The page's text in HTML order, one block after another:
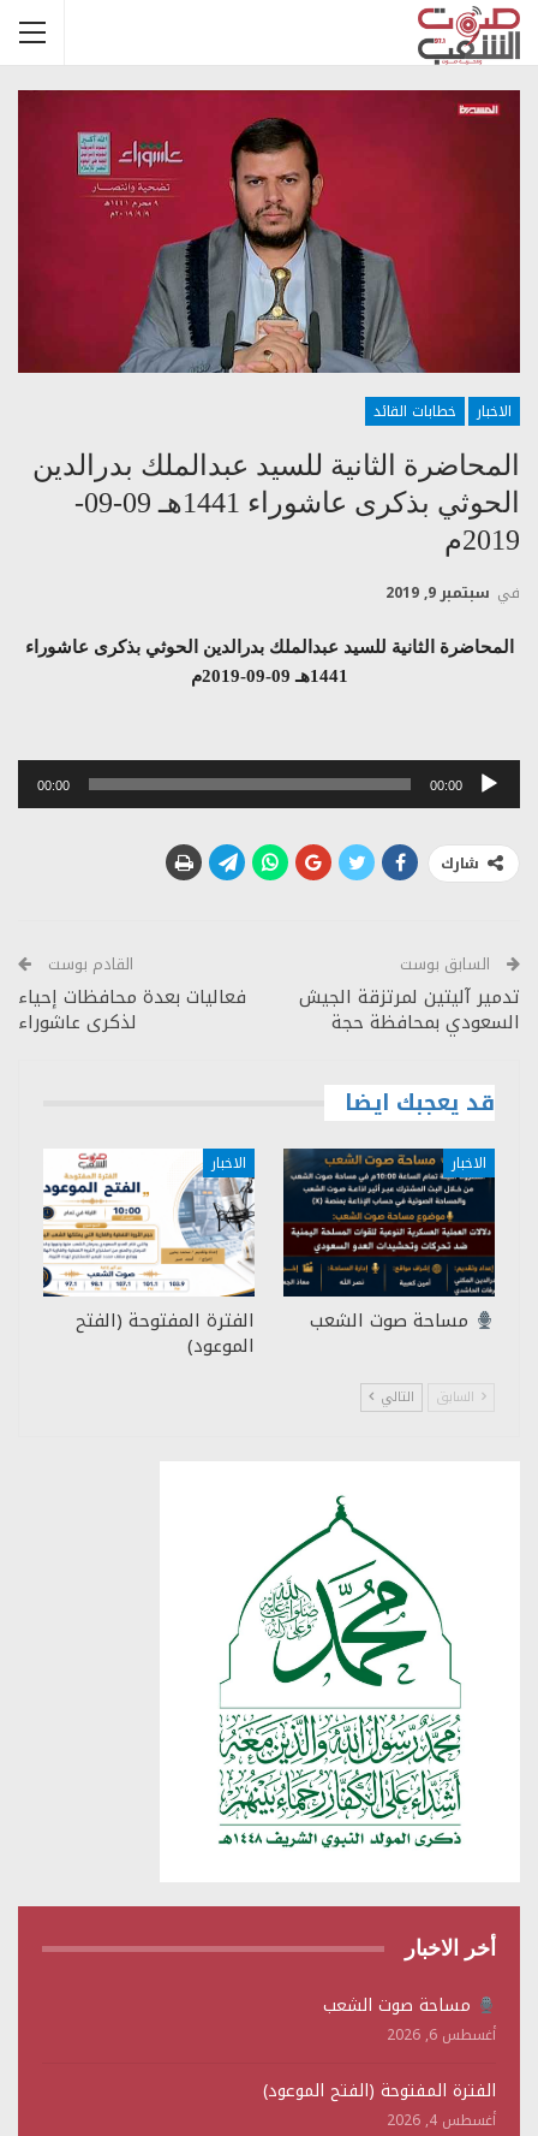
الاخبار خطابات القائد
المحاضرة الثانية للسيد عبدالملك بدرالدين
الحوثي بذكرى عاشوراء 1441هـ 09-09-
2019م
في سبتمبر 9, 2019
المحاضرة الثانية للسيد عبدالملك بدرالدين الحوثي بذكرى عاشوراء
1441هـ 09-09-2019م
مشغل
00:00
00:00
شارك
السابق بوست
تدمير آليتين لمرتزقة الجيش
السعودي بمحافظة حجة
القادم بوست
فعاليات بعدة محافظات إحياء
لذكرى عاشوراء
قد يعجبك ايضا
الاخبار
مساحة صوت الشعب
الاخبار
الفترة المفتوحة (الفتح
الموعود)
السابق التالي
أخر الاخبار
مساحة صوت الشعب
أغسطس 6, 2026
الفترة المفتوحة (الفتح الموعود)
أغسطس 4, 2026